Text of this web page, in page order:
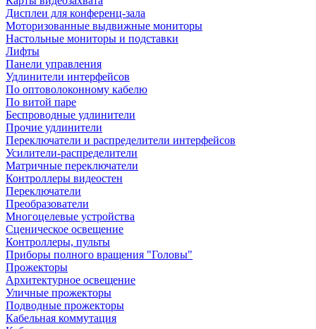
Дисплеи для конференц-зала
Моторизованные выдвижные мониторы
Настольные мониторы и подставки
Лифты
Панели управления
Удлинители интерфейсов
По оптоволоконному кабелю
По витой паре
Беспроводные удлинители
Прочие удлинители
Переключатели и распределители интерфейсов
Усилители-распределители
Матричные переключатели
Контроллеры видеостен
Переключатели
Преобразователи
Многоцелевые устройства
Сценическое освещение
Контроллеры, пульты
Приборы полного вращения "Головы"
Прожекторы
Архитектурное освещение
Уличные прожекторы
Подводные прожекторы
Кабельная коммутация